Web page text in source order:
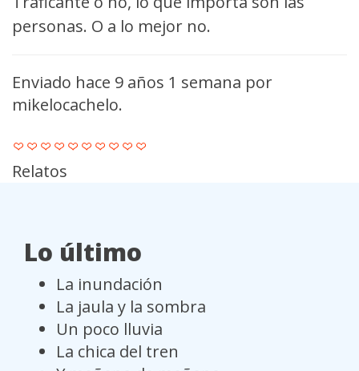
personas. O a lo mejor no.
Enviado hace 9 años 1 semana por
mikelocachelo.
Relatos
Lo último
La inundación
La jaula y la sombra
Un poco lluvia
La chica del tren